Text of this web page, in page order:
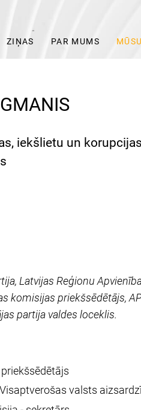
ZIŅAS PAR MUMS
iekšlietu un
Latvijas Reģionu
komisijas priekšsēdētājs,
partija valdes loceklis.
valsts